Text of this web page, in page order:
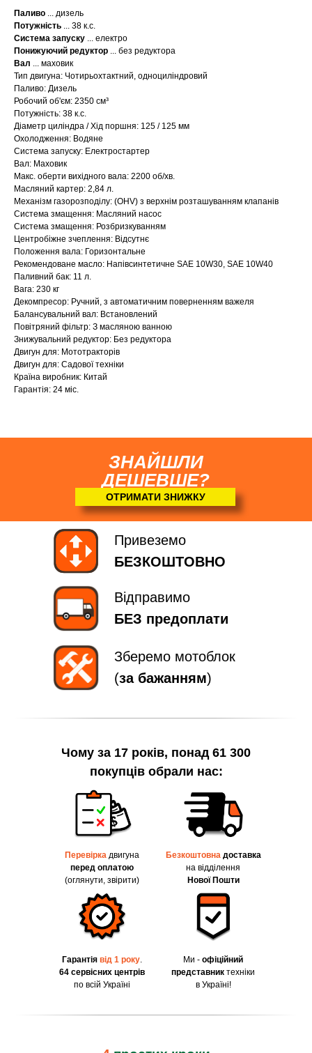
Паливо ... дизель
Потужність ... 38 к.с.
Система запуску ... електро
Понижуючий редуктор ... без редуктора
Вал ... маховик
Тип двигуна: Чотирьохтактний, одноциліндровий
Паливо: Дизель
Робочий об'єм: 2350 см³
Потужність: 38 к.с.
Діаметр циліндра / Хід поршня: 125 / 125 мм
Охолодження: Водяне
Система запуску: Електростартер
Вал: Маховик
Макс. оберти вихідного вала: 2200 об/хв.
Масляний картер: 2,84 л.
Механізм газорозподілу: (OHV) з верхнім розташуванням клапанів
Система змащення: Масляний насос
Система змащення: Розбризкуванням
Центробіжне зчеплення: Відсутнє
Положення вала: Горизонтальне
Рекомендоване масло: Напівсинтетичне SAE 10W30, SAE 10W40
Паливний бак: 11 л.
Вага: 230 кг
Декомпресор: Ручний, з автоматичним поверненням важеля
Балансувальний вал: Встановлений
Повітряний фільтр: З масляною ванною
Знижувальний редуктор: Без редуктора
Двигун для: Мототракторів
Двигун для: Садової техніки
Країна виробник: Китай
Гарантія: 24 міс.
ЗНАЙШЛИ
ДЕШЕВШЕ?
ОТРИМАТИ ЗНИЖКУ
Відправимо
БЕЗ предоплати
Привеземо
БЕЗКОШТОВНО
Зберемо мотоблок
(за бажанням)
Чому за 17 років, понад 61 300
покупців обрали нас:
Перевірка двигуна
перед оплатою
(оглянути, звірити)
Гарантія від 1 року.
64 сервісних центрів
по всій Україні
Безкоштовна доставка
на відділення
Нової Пошти
Ми - офіційний
представник техніки
в Україні!